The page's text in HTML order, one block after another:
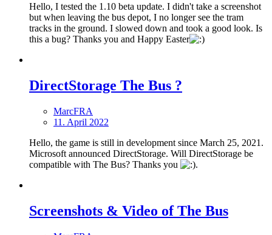
Hello, I tested the 1.10 beta update. I didn't take a screenshot
but when leaving the bus depot, I no longer see the tram
tracks in the ground. I slowed down and took a good look. Is
this a bug? Thanks you and Happy Easter
DirectStorage The Bus ?
MarcFRA
11. April 2022
Hello, the game is still in development since March 25, 2021.
Microsoft announced DirectStorage. Will DirectStorage be
compatible with The Bus? Thanks you
.
Screenshots & Video of The Bus